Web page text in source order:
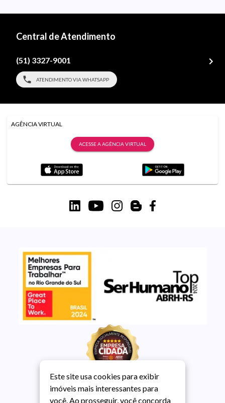
Central de Atendimento
(51) 3327-9001
ATENDIMENTO VIA WHATSAPP
AGÊNCIA VIRTUAL
ACESSE A AGÊNCIA VIRTUAL
Este site usa cookies para exibir
imóveis mais interessantes para
você. Ao prosseguir, você concorda